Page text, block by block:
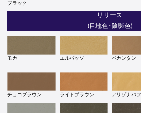
ブラック
リリース
(目地色･陰影色)
モカ エルパッソ ペカンタン
チョコブラウン ライトブラウン アリゾナバフ